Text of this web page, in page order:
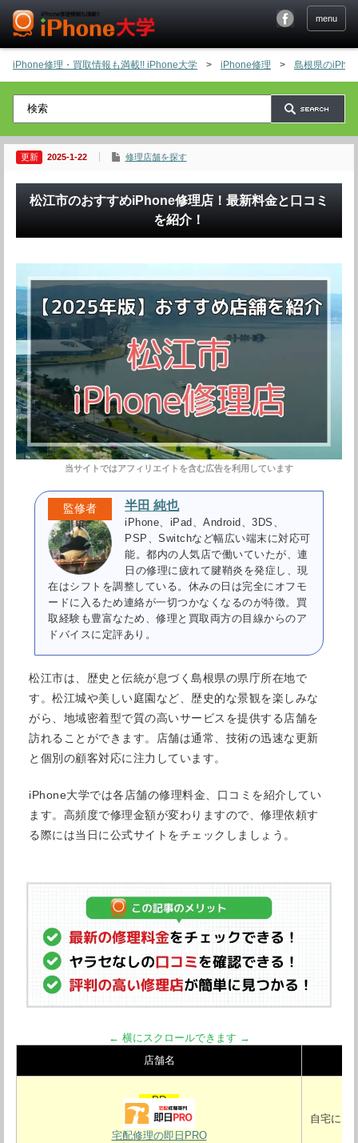
menu
iPhone修理・買取情報も満載!! iPhone大学 > iPhone修理 > 島根県の
2025-1-22 修理店舗を探す
松江市のおすすめiPhone修理店！最新料金と口コミ
を紹介！
半田 純也
iPhone、iPad、Android、3DS、
PSP、Switchなど幅広い端末に対応可
能。都内の人気店で働いていたが、連
日の修理に疲れて腱鞘炎を発症し、現
在はシフトを調整している。休みの日は完全にオフモ
ードに入るため連絡が一切つかなくなるのが特徴。買
取経験も豊富なため、修理と買取両方の目線からのア
ドバイスに定評あり。
松江市は、歴史と伝統が息づく島根県の県庁所在地で
す。松江城や美しい庭園など、歴史的な景観を楽しみな
がら、地域密着型で質の高いサービスを提供する店舗を
訪れることができます。店舗は通常、技術の迅速な更新
と個別の顧客対応に注力しています。
iPhone大学では各店舗の修理料金、口コミを紹介してい
ます。高頻度で修理金額が変わりますので、修理依頼す
る際には当日に公式サイトをチェックしましょう。
店舗名
宅配修理の即日PRO
自宅にい